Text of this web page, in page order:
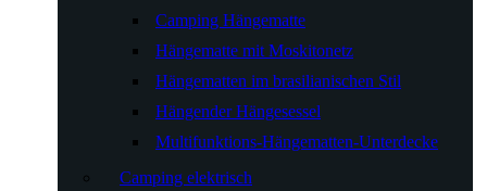
Camping Hängematte
Hängematte mit Moskitonetz
Hängematten im brasilianischen Stil
Hängender Hängesessel
Multifunktions-Hängematten-Unterdecke
Camping elektrisch